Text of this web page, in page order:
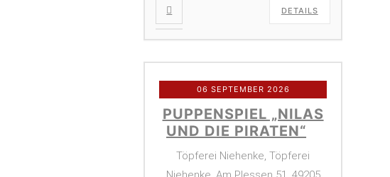
DETAILS
06 SEPTEMBER 2026
PUPPENSPIEL „NILAS
UND DIE PIRATEN“
Töpferei Niehenke, Töpferei